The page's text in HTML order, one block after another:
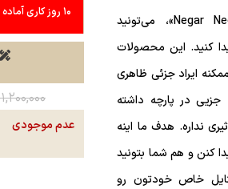
در بخش اوتلت محصولات «Negar Nedaei»، می‌تونید
کنید. این محصولات
ایراد جزئی ظاهری
در پارچه داشته
نداره. هدف ما اینه
کنن و هم شما بتونید
خاص خودتون رو
۱۰ روز کاری آماده و سپس ارسال خواهند شد
۱,۲۰۰,۰۰۰
عدم موجودی